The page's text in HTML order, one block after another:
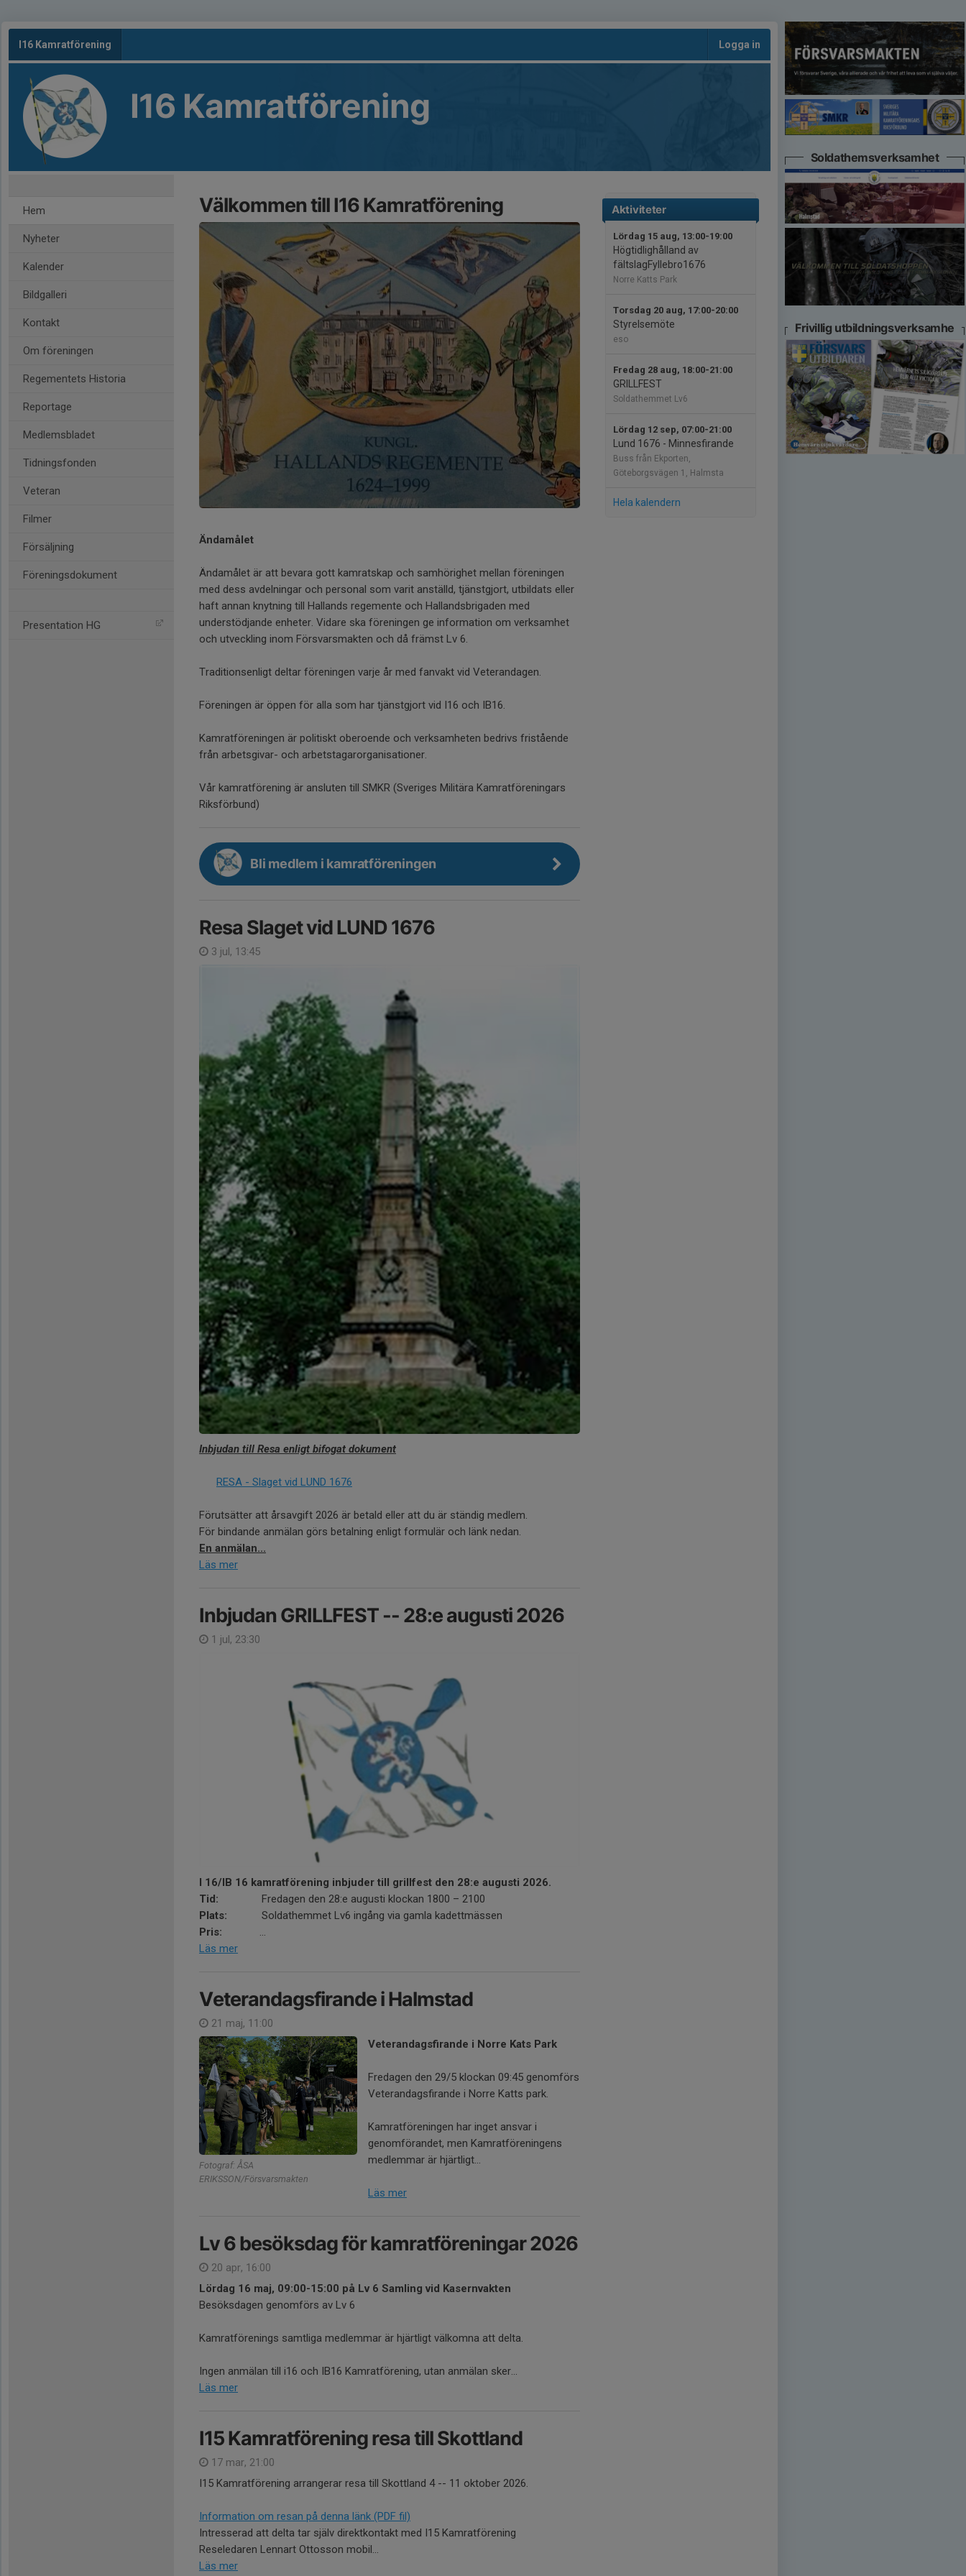
I16 Kamratförening Logga in
I16 Kamratförening
Hem
Nyheter
Kalender
Bildgalleri
Kontakt
Om föreningen
Regementets Historia
Reportage
Medlemsbladet
Tidningsfonden
Veteran
Filmer
Försäljning
Föreningsdokument
Presentation HG
Aktiviteter
Lördag 15 aug, 13:00-19:00
Högtidlighålland av
fältslagFyllebro1676
Norre Katts Park
Torsdag 20 aug, 17:00-20:00
Styrelsemöte
eso
Fredag 28 aug, 18:00-21:00
GRILLFEST
Soldathemmet Lv6
Lördag 12 sep, 07:00-21:00
Lund 1676 - Minnesfirande
Buss från Ekporten,
Göteborgsvägen 1, Halmsta
Hela kalendern
Välkommen till I16 Kamratförening
Ändamålet
Ändamålet är att bevara gott kamratskap och samhörighet mellan föreningen
med dess avdelningar och personal som varit anställd, tjänstgjort, utbildats eller
haft annan knytning till Hallands regemente och Hallandsbrigaden med
understödjande enheter. Vidare ska föreningen ge information om verksamhet
och utveckling inom Försvarsmakten och då främst Lv 6.
Traditionsenligt deltar föreningen varje år med fanvakt vid Veterandagen.
Föreningen är öppen för alla som har tjänstgjort vid I16 och IB16.
Kamratföreningen är politiskt oberoende och verksamheten bedrivs fristående
från arbetsgivar- och arbetstagarorganisationer.
Vår kamratförening är ansluten till SMKR (Sveriges Militära Kamratföreningars
Riksförbund)
Bli medlem i kamratföreningen
Resa Slaget vid LUND 1676
3 jul, 13:45
Inbjudan till Resa enligt bifogat dokument
RESA - Slaget vid LUND 1676
Förutsätter att årsavgift 2026 är betald eller att du är ständig medlem.
För bindande anmälan görs betalning enligt formulär och länk nedan.
En anmälan...
Läs mer
Inbjudan GRILLFEST -- 28:e augusti 2026
1 jul, 23:30
I 16/IB 16 kamratförening inbjuder till grillfest den 28:e augusti 2026.
Tid: Fredagen den 28:e augusti klockan 1800 – 2100
Plats: Soldathemmet Lv6 ingång via gamla kadettmässen
Pris: ...
Läs mer
Veterandagsfirande i Halmstad
21 maj, 11:00
Fotograf: ÅSA
ERIKSSON/Försvarsmakten
Veterandagsfirande i Norre Kats Park
Fredagen den 29/5 klockan 09:45 genomförs
Veterandagsfirande i Norre Katts park.
Kamratföreningen har inget ansvar i
genomförandet, men Kamratföreningens
medlemmar är hjärtligt...
Läs mer
Lv 6 besöksdag för kamratföreningar 2026
20 apr, 16:00
Lördag 16 maj, 09:00-15:00 på Lv 6 Samling vid Kasernvakten
Besöksdagen genomförs av Lv 6
Kamratförenings samtliga medlemmar är hjärtligt välkomna att delta.
Ingen anmälan till i16 och IB16 Kamratförening, utan anmälan sker...
Läs mer
I15 Kamratförening resa till Skottland
17 mar, 21:00
I15 Kamratförening arrangerar resa till Skottland 4 -- 11 oktober 2026.
Information om resan på denna länk (PDF fil)
Intresserad att delta tar själv direktkontakt med I15 Kamratförening
Reseledaren Lennart Ottosson mobil...
Läs mer
Soldathemsverksamhet
Frivillig utbildningsverksamhe